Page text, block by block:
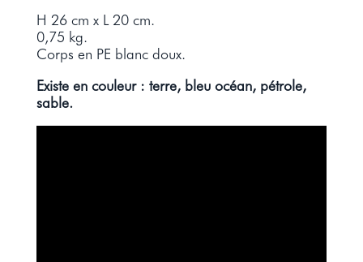
H 26 cm x L 20 cm.
0,75 kg.
Corps en PE blanc doux.
Existe en couleur : terre, bleu océan, pétrole,
sable.